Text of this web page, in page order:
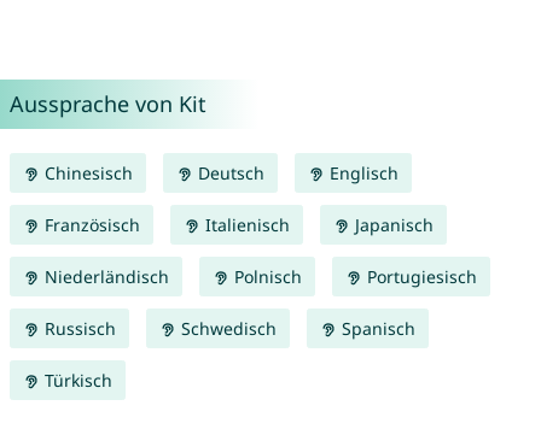
Aussprache von Kit
Chinesisch Deutsch Englisch
Französisch Italienisch Japanisch
Niederländisch Polnisch Portugiesisch
Russisch Schwedisch Spanisch
Türkisch